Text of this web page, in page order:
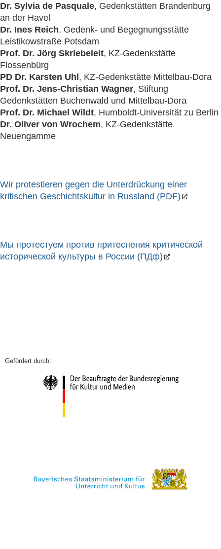
Dr. Sylvia de Pasquale, Gedenkstätten Brandenburg
an der Havel
Dr. Ines Reich, Gedenk‑ und Begegnungsstätte
Leistikowstraße Potsdam
Prof. Dr. Jörg Skriebeleit, KZ-Gedenkstätte
Flossenbürg
PD Dr. Karsten Uhl , KZ-Gedenkstätte Mittelbau-Dora
Prof. Dr. Jens-Christian Wagner, Stiftung
Gedenkstätten Buchenwald und Mittelbau-Dora
Prof. Dr. Michael Wildt, Humboldt-Universität zu Berlin
Dr. Oliver von Wrochem, KZ-Gedenkstätte
Neuengamme
Wir protestieren gegen die Unterdrückung einer
kritischen Geschichtskultur in Russland (PDF)
Мы протестуем против притеснения критической
исторической культуры в России (ПДф)